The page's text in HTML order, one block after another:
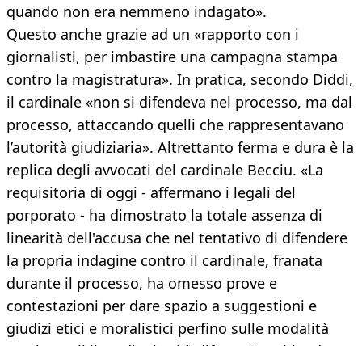
quando non era nemmeno indagato».
Questo anche grazie ad un «rapporto con i
giornalisti, per imbastire una campagna stampa
contro la magistratura». In pratica, secondo Diddi,
il cardinale «non si difendeva nel processo, ma dal
processo, attaccando quelli che rappresentavano
l’autorità giudiziaria». Altrettanto ferma e dura è la
replica degli avvocati del cardinale Becciu. «La
requisitoria di oggi - affermano i legali del
porporato - ha dimostrato la totale assenza di
linearità dell'accusa che nel tentativo di difendere
la propria indagine contro il cardinale, franata
durante il processo, ha omesso prove e
contestazioni per dare spazio a suggestioni e
giudizi etici e moralistici perfino sulle modalità